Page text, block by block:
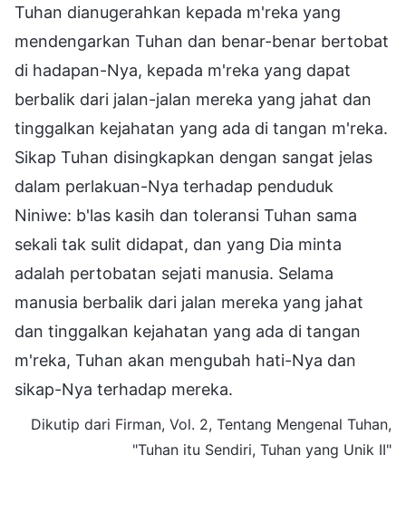
Tuhan dianugerahkan kepada m'reka yang
mendengarkan Tuhan dan benar-benar bertobat
di hadapan-Nya, kepada m'reka yang dapat
berbalik dari jalan-jalan mereka yang jahat dan
tinggalkan kejahatan yang ada di tangan m'reka.
Sikap Tuhan disingkapkan dengan sangat jelas
dalam perlakuan-Nya terhadap penduduk
Niniwe: b'las kasih dan toleransi Tuhan sama
sekali tak sulit didapat, dan yang Dia minta
adalah pertobatan sejati manusia. Selama
manusia berbalik dari jalan mereka yang jahat
dan tinggalkan kejahatan yang ada di tangan
m'reka, Tuhan akan mengubah hati-Nya dan
sikap-Nya terhadap mereka.
Dikutip dari Firman, Vol. 2, Tentang Mengenal Tuhan,
"Tuhan itu Sendiri, Tuhan yang Unik II"